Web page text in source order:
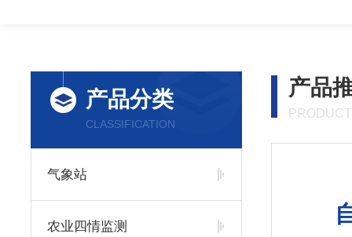
产品分类
CLASSIFICATION
气象站
农业四情监测
产品